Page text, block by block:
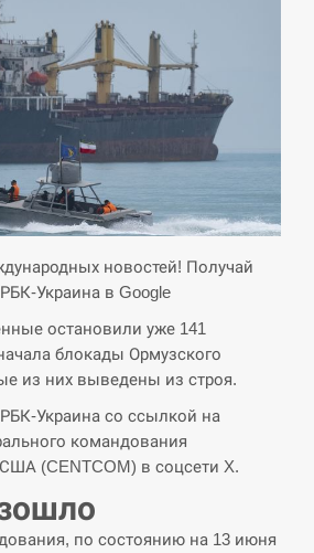
на
работнику ТЦК грозит
партнерів не
Марокко через міграційну
новий раунд таємних
Європою щодо війни…
США Стефанишиной
подозрение и избирают
новостей! Получай
Украина в Google
остановили уже 141
блокады Ормузского
из них выведены из строя.
Украина со ссылкой на
командования
(CENTCOM) в соцсети X.
по состоянию на 13 июня